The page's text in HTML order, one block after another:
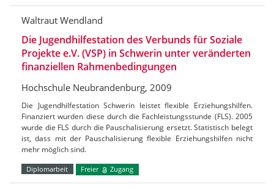
Waltraut Wendland
Die Jugendhilfestation des Verbunds für Soziale
Projekte e.V. (VSP) in Schwerin unter veränderten
finanziellen Rahmenbedingungen
Hochschule Neubrandenburg, 2009
Die Jugendhilfestation Schwerin leistet flexible Erziehungshilfen.
Finanziert wurden diese durch die Fachleistungsstunde (FLS). 2005
wurde die FLS durch die Pauschalisierung ersetzt. Statistisch belegt
ist, dass mit der Pauschalisierung flexible Erziehungshilfen nicht
mehr möglich sind.
Diplomarbeit Freier Zugang